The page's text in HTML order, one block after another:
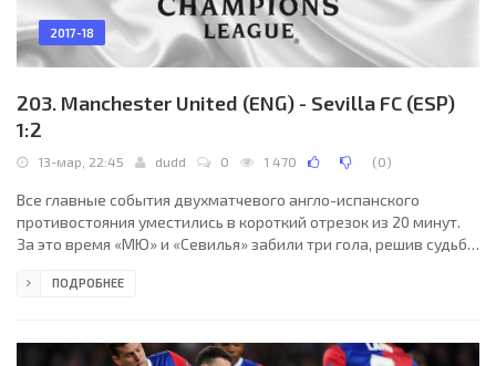
2017-18
203. Manchester United (ENG) - Sevilla FC (ESP)
1:2
13-мар, 22:45 dudd 0 1 470 (0)
Все главные события двухматчевого англо-испанского
противостояния уместились в короткий отрезок из 20 минут.
За это время «МЮ» и «Севилья» забили три гола, решив судьбу
выход андалусийцев в четвертьфинал, конечно, является
– закономерность, а не сюрприз. В обеих встречах севильцы
ПОДРОБНЕЕ